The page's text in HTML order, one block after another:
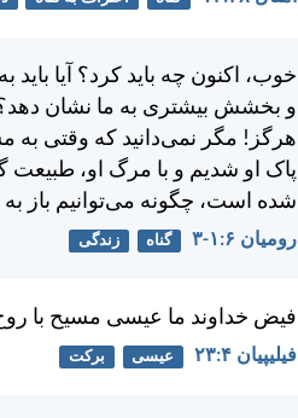
خوب، اكنون چه بايد كرد؟ آيا
و بخشش بيشتری به ما نشان
هرگز! مگر نمی‌دانيد كه وقتی به
پاک او شديم و با مرگ او، طبيعت
شده است، چگونه می‌توانيم باز به
رومیان ۶:‏۱-‏۳ گناه زندگی
فيض خداوند ما عيسی مسيح با
فيليپیان ۴:‏۲۳ عیسی برکت